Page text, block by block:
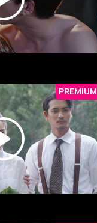
PREMIUM